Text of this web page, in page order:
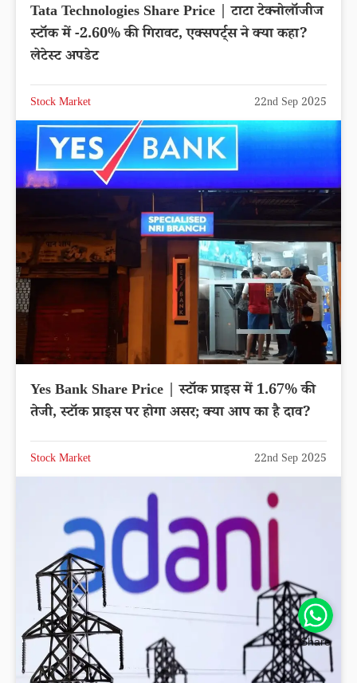
Tata Technologies Share Price | टाटा टेक्नोलॉजीज
स्टॉक में -2.60% की गिरावट, एक्सपर्ट्स ने क्या कहा?
लेटेस्ट अपडेट
Stock Market 22nd Sep 2025
Yes Bank Share Price | स्टॉक प्राइस में 1.67% की
तेजी, स्टॉक प्राइस पर होगा असर; क्या आप का है दाव?
Stock Market 22nd Sep 2025
Share